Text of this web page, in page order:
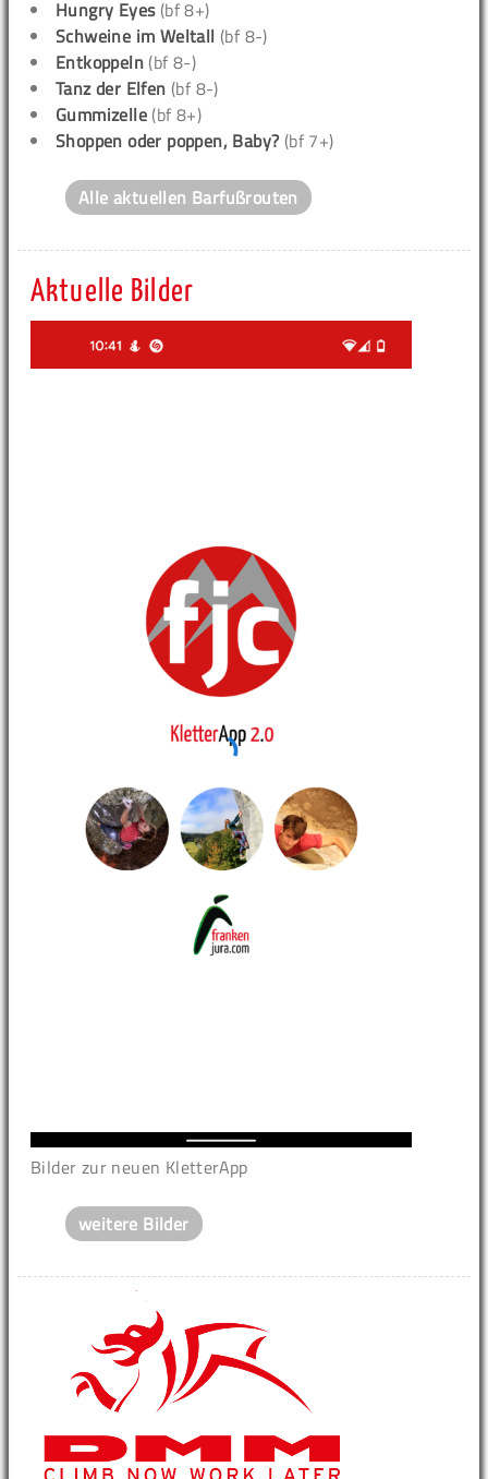
Hungry Eyes(bf 8+)
Schweine im Weltall (bf 8-)
Entkoppeln (bf 8-)
Tanz der Elfen (bf 8-)
Gummizelle (bf 8+)
Shoppen oder poppen, Baby? (bf 7+)
Alle aktuellen Barfußrouten
Aktuelle Bilder
Bilder zur neuen KletterApp
weitere Bilder